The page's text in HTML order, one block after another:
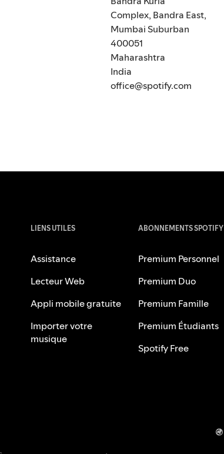
Complex, Bandra East,
Mumbai Suburban
400051
Maharashtra
India
office@spotify.com
LIENS UTILES
Assistance
Lecteur Web
Appli mobile gratuite
Importer votre
musique
ABONNEMENTS SPOTIFY
Premium Personnel
Premium Duo
Premium Famille
Premium Étudiants
Spotify Free